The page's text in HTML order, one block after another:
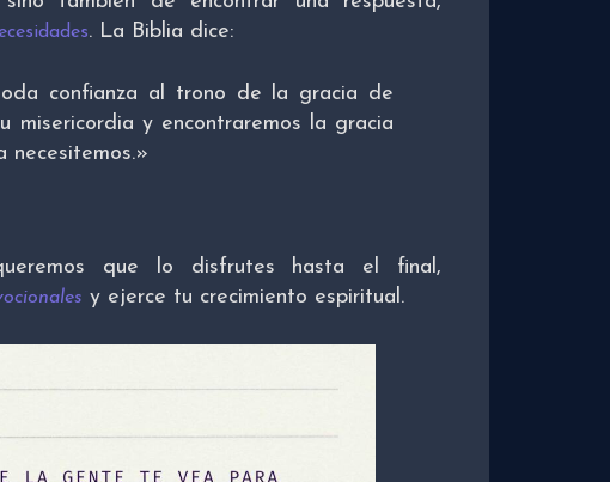
. La Biblia dice:
confianza al trono de la gracia de
misericordia y encontraremos la gracia
necesitemos.»
que lo disfrutes hasta el final,
y ejerce tu crecimiento espiritual.